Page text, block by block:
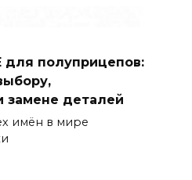
для полуприцепов:
замене деталей
имён в мире